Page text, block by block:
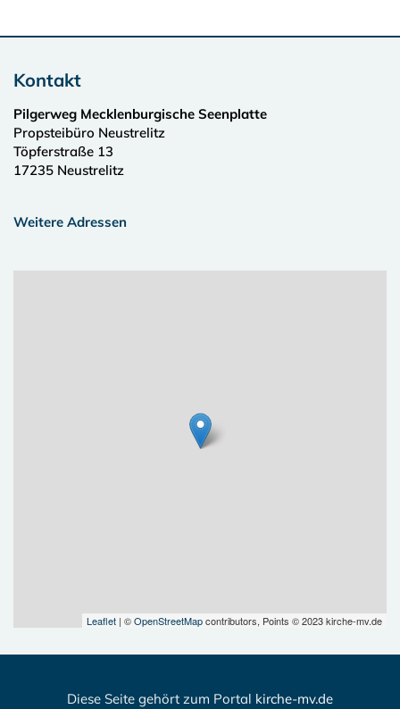
Kontakt
Pilgerweg Mecklenburgische Seenplatte
Propsteibüro Neustrelitz
Töpferstraße 13
17235 Neustrelitz
Weitere Adressen
Leaflet | ©OpenStreetMapcontributors, Points © 2023 kirche-mv.de
Diese Seite gehört zum Portal kirche-mv.de